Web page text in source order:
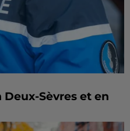
Sèvres et en